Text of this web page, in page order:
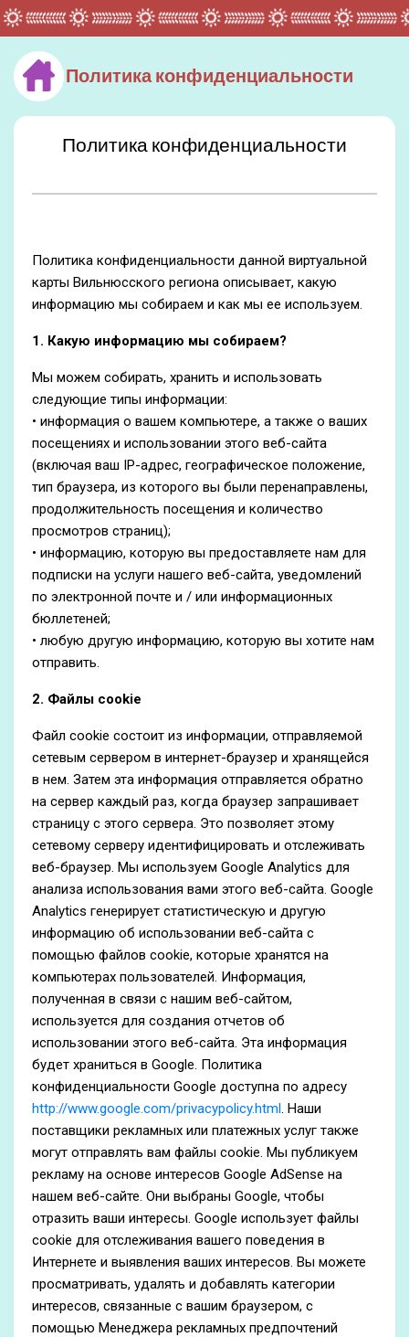
Политика конфиденциальности
Политика конфиденциальности
Политика конфиденциальности данной виртуальной
карты Вильнюсского региона описывает, какую
информацию мы собираем и как мы ее используем.
1. Какую информацию мы собираем?
Мы можем собирать, хранить и использовать
следующие типы информации:
• информация о вашем компьютере, а также о ваших
посещениях и использовании этого веб-сайта
(включая ваш IP-адрес, географическое положение,
тип браузера, из которого вы были перенаправлены,
продолжительность посещения и количество
просмотров страниц);
• информацию, которую вы предоставляете нам для
подписки на услуги нашего веб-сайта, уведомлений
по электронной почте и / или информационных
бюллетеней;
• любую другую информацию, которую вы хотите нам
отправить.
2. Файлы cookie
Файл cookie состоит из информации, отправляемой
сетевым сервером в интернет-браузер и хранящейся
в нем. Затем эта информация отправляется обратно
на сервер каждый раз, когда браузер запрашивает
страницу с этого сервера. Это позволяет этому
сетевому серверу идентифицировать и отслеживать
веб-браузер. Мы используем Google Analytics для
анализа использования вами этого веб-сайта. Google
Analytics генерирует статистическую и другую
информацию об использовании веб-сайта с
помощью файлов cookie, которые хранятся на
компьютерах пользователей. Информация,
полученная в связи с нашим веб-сайтом,
используется для создания отчетов об
использовании этого веб-сайта. Эта информация
будет храниться в Google. Политика
конфиденциальности Google доступна по адресу
http://www.google.com/privacypolicy.html. Наши
поставщики рекламных или платежных услуг также
могут отправлять вам файлы cookie. Мы публикуем
рекламу на основе интересов Google AdSense на
нашем веб-сайте. Они выбраны Google, чтобы
отразить ваши интересы. Google использует файлы
cookie для отслеживания вашего поведения в
Интернете и выявления ваших интересов. Вы можете
просматривать, удалять и добавлять категории
интересов, связанные с вашим браузером, с
помощью Менеджера рекламных предпочтений